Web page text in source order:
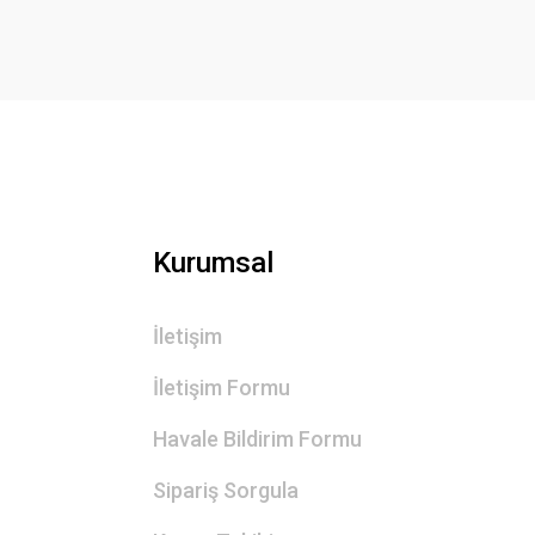
Kurumsal
İletişim
İletişim Formu
Havale Bildirim Formu
Sipariş Sorgula